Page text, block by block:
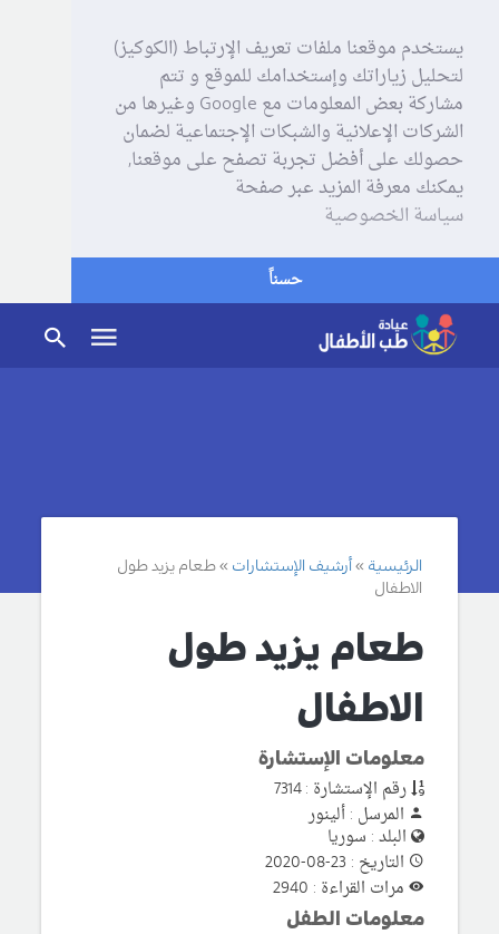
يستخدم موقعنا ملفات تعريف الإرتباط (الكوكيز)
لتحليل زياراتك وإستخدامك للموقع و تتم
مشاركة بعض المعلومات مع Google وغيرها من
الشركات الإعلانية والشبكات الإجتماعية لضمان
حصولك على أفضل تجربة تصفح على موقعنا,
يمكنك معرفة المزيد عبر صفحة
سياسة الخصوصية
حسناً
الرئيسية أرشيف الإستشارات
طعام يزيد طول
الاطفال
طعام يزيد طول
الاطفال
معلومات الإستشارة
رقم الإستشارة : 7314
المرسل : ألينور
البلد : سوريا
التاريخ : 23-08-2020
مرات القراءة : 2940
معلومات الطفل